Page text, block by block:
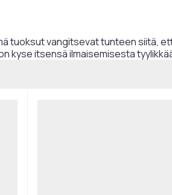
tuoksut vangitsevat tunteen siitä,
kyse itsensä ilmaisemisesta